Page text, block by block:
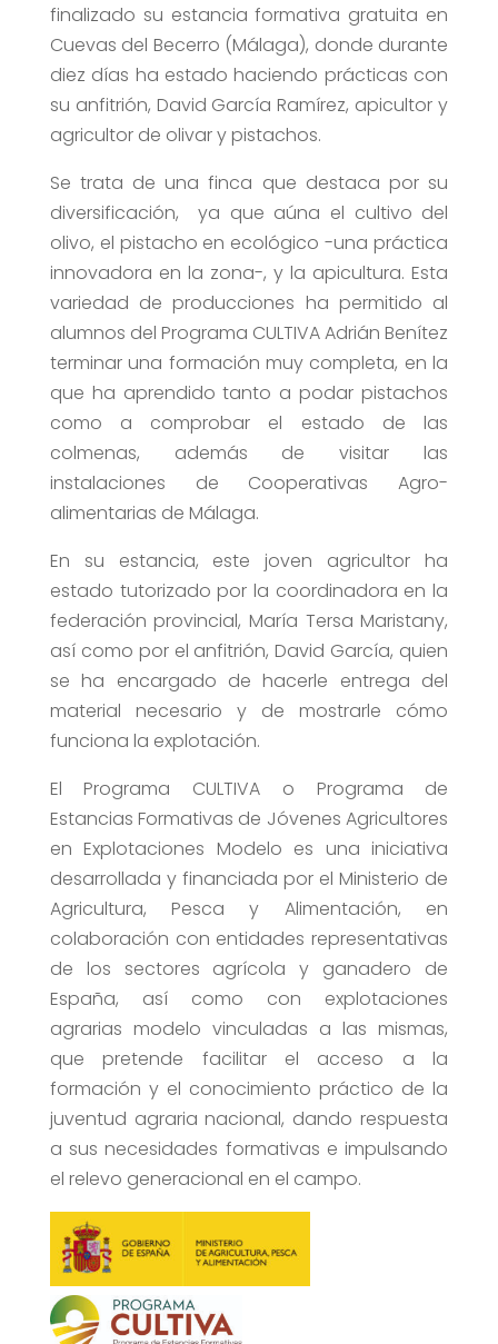
finalizado su estancia formativa gratuita en
Cuevas del Becerro (Málaga), donde durante
diez días ha estado haciendo prácticas con
su anfitrión, David García Ramírez, apicultor y
agricultor de olivar y pistachos.
Se trata de una finca que destaca por su
diversificación, ya que aúna el cultivo del
olivo, el pistacho en ecológico -una práctica
innovadora en la zona-, y la apicultura. Esta
variedad de producciones ha permitido al
alumnos del Programa CULTIVA Adrián Benítez
terminar una formación muy completa, en la
que ha aprendido tanto a podar pistachos
como a comprobar el estado de las
colmenas, además de visitar las
instalaciones de Cooperativas Agro-
alimentarias de Málaga.
En su estancia, este joven agricultor ha
estado tutorizado por la coordinadora en la
federación provincial, María Tersa Maristany,
así como por el anfitrión, David García, quien
se ha encargado de hacerle entrega del
material necesario y de mostrarle cómo
funciona la explotación.
El Programa CULTIVA o Programa de
Estancias Formativas de Jóvenes Agricultores
en Explotaciones Modelo es una iniciativa
desarrollada y financiada por el Ministerio de
Agricultura, Pesca y Alimentación, en
colaboración con entidades representativas
de los sectores agrícola y ganadero de
España, así como con explotaciones
agrarias modelo vinculadas a las mismas,
que pretende facilitar el acceso a la
formación y el conocimiento práctico de la
juventud agraria nacional, dando respuesta
a sus necesidades formativas e impulsando
el relevo generacional en el campo.